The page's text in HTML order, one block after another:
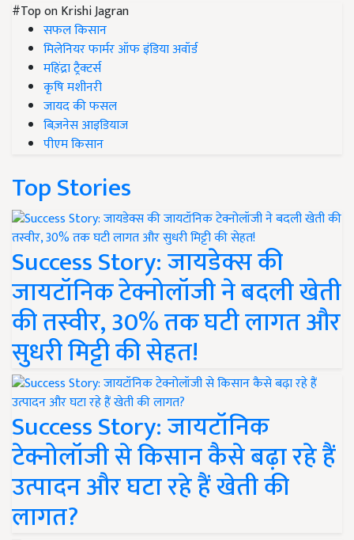
#Top on Krishi Jagran
सफल किसान
मिलेनियर फार्मर ऑफ इंडिया अवॉर्ड
महिंद्रा ट्रैक्टर्स
कृषि मशीनरी
जायद की फसल
बिज़नेस आइडियाज
पीएम किसान
Top Stories
Success Story: जायडेक्स की
जायटॉनिक टेक्नोलॉजी ने बदली खेती
की तस्वीर, 30% तक घटी लागत और
सुधरी मिट्टी की सेहत!
Success Story: जायटॉनिक
टेक्नोलॉजी से किसान कैसे बढ़ा रहे हैं
उत्पादन और घटा रहे हैं खेती की
लागत?